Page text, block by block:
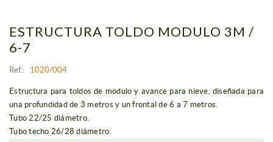
ESTRUCTURA TOLDO MODULO 3M /
6-7
Ref.: 1020/004
Estructura para toldos de modulo y avance para nieve, diseñada para
una profundidad de 3 metros y un frontal de 6 a 7 metros.
Tubo 22/25 diámetro.
Tubo techo 26/28 diámetro.